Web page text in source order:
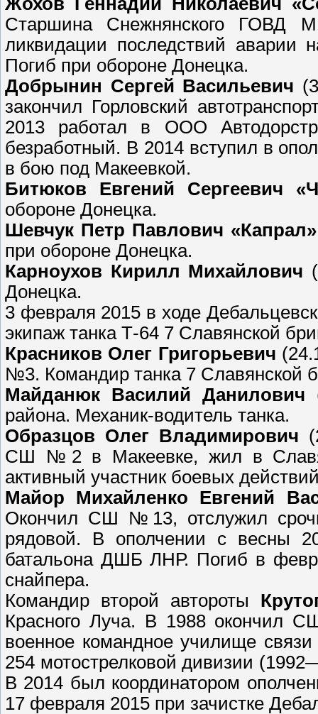
Старшина Снежнянского ГОВД
ликвидации последствий
Погиб при обороне Донецка.
Добрынин Сергей Васильевич
закончил Горловский
2013 работал в ООО
безработный. В 2014 вступил в
в бою под Макеевкой.
Битюков Евгений Сергеевич
обороне Донецка.
Шевчук Петр Павлович «Капрал»
при обороне Донецка.
Карноухов Кирилл Михайлович
Донецка.
3 февраля 2015 в ходе
экипаж танка Т-64 7 Славянской
Красников Олег Григорьевич
№3. Командир танка 7 Славянской
Майданюк Василий Данилович
района. Механик-водитель танка.
Образцов Олег Владимирович
СШ №2 в Макеевке, жил в
активный участник боевых
Майор Михайленко Евгений
Окончил СШ №13, отслужил
рядовой. В ополчении с весны
батальона ДШБ ЛНР. Погиб в
снайпера.
Командир второй автороты
Красного Луча. В 1988 окончил
военное командное училище
254 мотострелковой дивизии
В 2014 был координатором
17 февраля 2015 при зачистке